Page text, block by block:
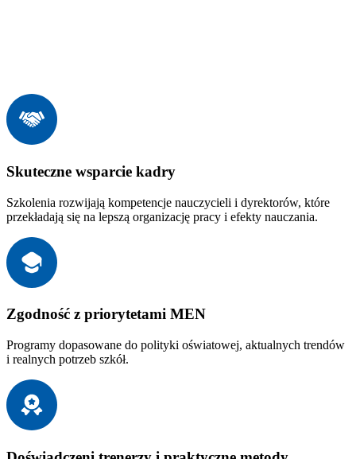
Skuteczne wsparcie kadry
Szkolenia rozwijają kompetencje nauczycieli i dyrektorów, które
przekładają się na lepszą organizację pracy i efekty nauczania.
Zgodność z priorytetami MEN
Programy dopasowane do polityki oświatowej, aktualnych trendów
i realnych potrzeb szkół.